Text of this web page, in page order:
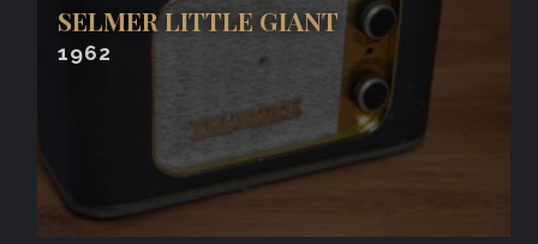
SELMER LITTLE GIANT
1962